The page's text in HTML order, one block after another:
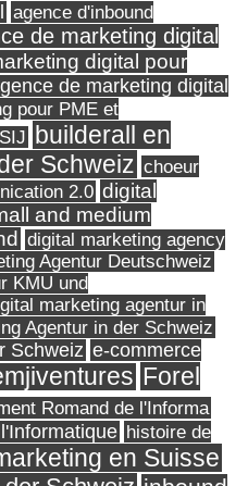
agence d'inbound
de marketing digital
digital pour
de marketing digital
pour PME et
builderall en
Schweiz choeur
2.0 digital
and medium
digital marketing agency
Agentur Deutschweiz
KMU und
marketing agentur in
Agentur in der Schweiz
Schweiz e-commerce
Forel
Romand de l'Informa
histoire de
en Suisse